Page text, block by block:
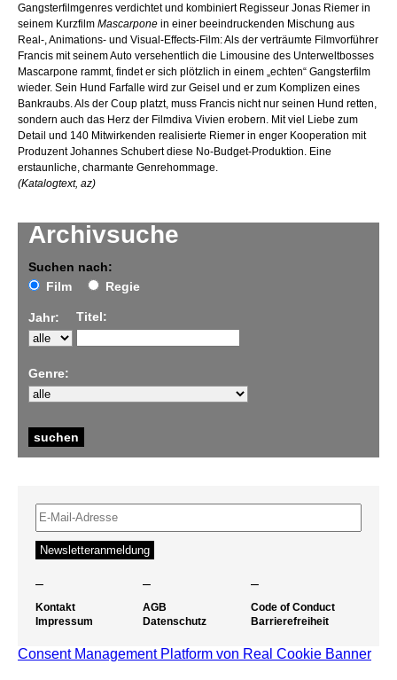
Archivsuche
Suchen nach:
Film
Regie
Jahr: Titel:
Genre:
Gangsterfilmgenres verdichtet und kombiniert Regisseur Jonas Riemer in
seinem Kurzfilm Mascarpone in einer beeindruckenden Mischung aus
Real-, Animations- und Visual-Effects-Film: Als der verträumte Filmvorführer
Francis mit seinem Auto versehentlich die Limousine des Unterweltbosses
Mascarpone rammt, findet er sich plötzlich in einem „echten“ Gangsterfilm
wieder. Sein Hund Farfalle wird zur Geisel und er zum Komplizen eines
Bankraubs. Als der Coup platzt, muss Francis nicht nur seinen Hund retten,
sondern auch das Herz der Filmdiva Vivien erobern. Mit viel Liebe zum
Detail und 140 Mitwirkenden realisierte Riemer in enger Kooperation mit
Produzent Johannes Schubert diese No-Budget-Produktion. Eine
erstaunliche, charmante Genrehommage.
(Katalogtext, az)
– – –
Kontakt
Impressum
AGB
Datenschutz
Code of Conduct
Barrierefreiheit
Consent Management Platform von Real Cookie Banner